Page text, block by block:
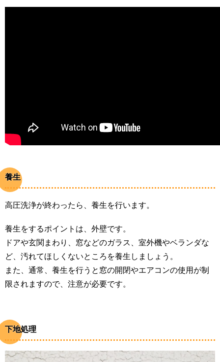
養生
高圧洗浄が終わったら、養生を行います。
養生をするポイントは、外壁です。
ドアや玄関まわり、窓などのガラス、室外機やベランダな
ど、汚れてほしくないところを養生しましょう。
また、通常、養生を行うと窓の開閉やエアコンの使用が制
限されますので、注意が必要です。
下地処理